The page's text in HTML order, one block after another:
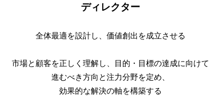
ディレクター
全体最適を設計し、価値創出を成立させる
市場と顧客を正しく理解し、
目的・目標の達成に向けて
進むべき方向と注力分野を定め、
効果的な解決の軸を構築する